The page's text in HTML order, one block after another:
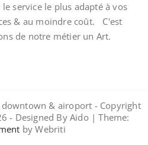
service le plus adapté à vos
& au moindre coût. C'est
de notre métier un Art.
downtown & airoport - Copyright
- Designed By Aido | Theme:
by Webriti